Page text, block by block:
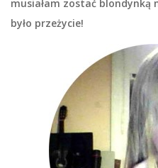
musiałam zostać
było przeżycie!